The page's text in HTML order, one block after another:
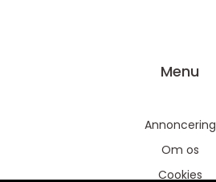
Menu
Annoncering
Om os
Cookies